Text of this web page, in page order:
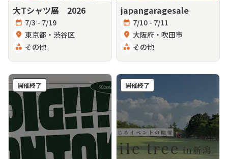
大Tシャツ展 2026
calendar_month 7/3 - 7/19
location_on 東京都・渋谷区
category その他
japangaragesale
calendar_month 7/10 - 7/11
location_on 大阪府・吹田市
category その他
開催終了 開催終了